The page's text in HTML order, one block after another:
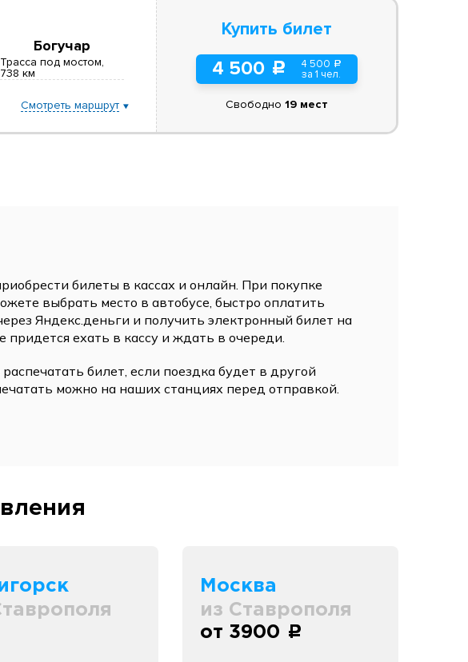
Богучар
Трасса под мостом,
738 км
Смотреть маршрут
Купить билет
4 500 c 4 500 a
за 1 чел.
Свободно 19 мест
билеты в кассах и онлайн. При покупке
выбрать место в автобусе, быстро оплатить
Яндекс.деньги и получить электронный билет на
придется ехать в кассу и ждать в очереди.
билет, если поездка будет в другой
можно на наших станциях перед отправкой.
Москва
из Ставрополя
от 3900 c